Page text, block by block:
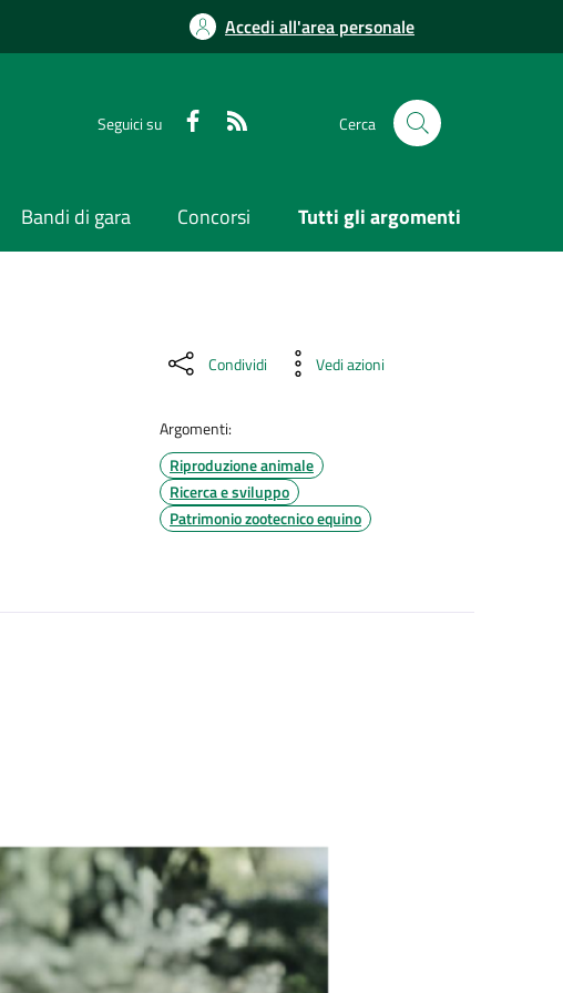
Accedi all'area personale
Seguici su Cerca
Bandi di gara Concorsi Tutti gli argomenti
Condividi Vedi azioni
Argomenti:
Riproduzione animale
Ricerca e sviluppo
Patrimonio zootecnico equino